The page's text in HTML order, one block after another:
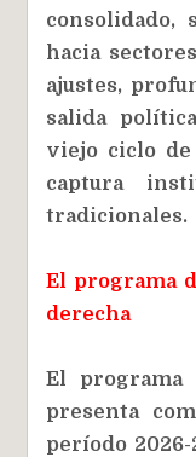
consolidado,
hacia
ajustes,
salida
viejo ciclo
captura
tradicionales.
El programa
derecha
El programa
presenta
período